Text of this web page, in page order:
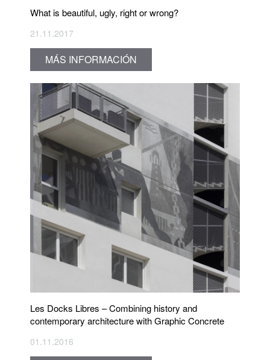
What is beautiful, ugly, right or wrong?
21.11.2017
MÁS INFORMACIÓN
Les Docks Libres – Combining history and
contemporary architecture with Graphic Concrete
01.11.2016